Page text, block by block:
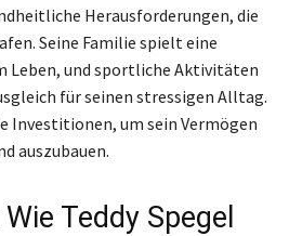
Herausforderungen, die
Seine Familie spielt eine
Leben, und sportliche Aktivitäten
für seinen stressigen Alltag.
Investitionen, um sein Vermögen
auszubauen.
Teddy Spegel